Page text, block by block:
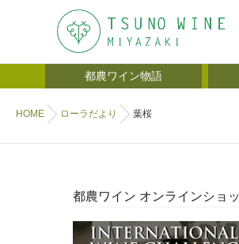
都農ワイン物語
HOME ローラだより 葉桜
都農ワイン オンラインショ